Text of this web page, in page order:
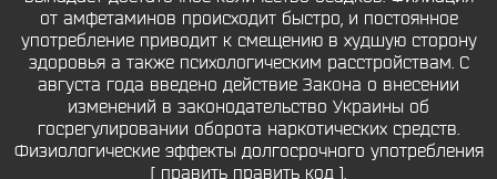
от амфетаминов происходит быстро, и постоянное
употребление приводит к смещению в худшую сторону
здоровья а также психологическим расстройствам. С
августа года введено действие Закона о внесении
изменений в законодательство Украины об
госрегулировании оборота наркотических средств.
Физиологические эффекты долгосрочного употребления
[ править править код ].